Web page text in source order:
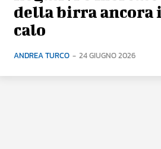
della birra ancora
calo
ANDREA TURCO - 24 GIUGNO 2026